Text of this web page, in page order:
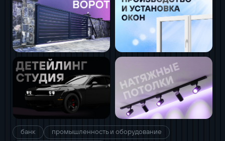
банк
промышленность и оборудование